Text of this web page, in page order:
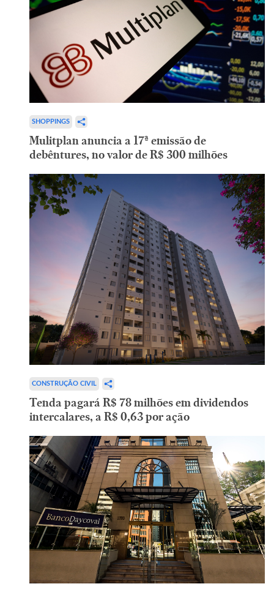
SHOPPINGS
Mulitplan anuncia a 17ª emissão de
debêntures, no valor de R$ 300 milhões
CONSTRUÇÃO CIVIL
Tenda pagará R$ 78 milhões em dividendos
intercalares, a R$ 0,63 por ação